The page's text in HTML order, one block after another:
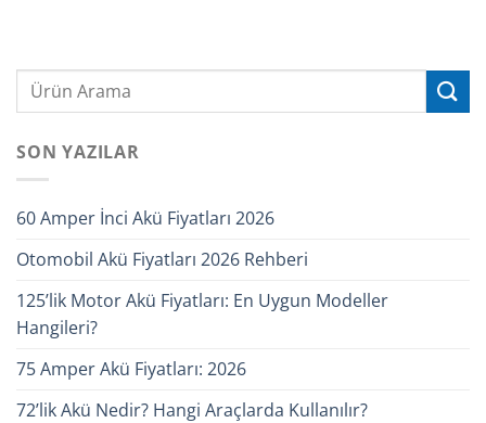
SON YAZILAR
60 Amper İnci Akü Fiyatları 2026
Otomobil Akü Fiyatları 2026 Rehberi
125’lik Motor Akü Fiyatları: En Uygun Modeller
Hangileri?
75 Amper Akü Fiyatları: 2026
72’lik Akü Nedir? Hangi Araçlarda Kullanılır?